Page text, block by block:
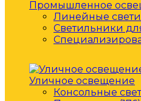
Промышленное
Линейные
Светильники
Уличное освещение
Консольные